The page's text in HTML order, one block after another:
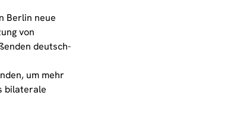
Berlin neue
von
deutsch-
um mehr
bilaterale